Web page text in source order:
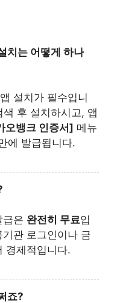
치는 어떻게 하나
설치가 필수입니
색 후 설치하시고, 앱
뱅크 인증서] 메뉴
에 발급됩니다.
은 완전히 무료입
관 로그인이나 금
경제적입니다.
죠?